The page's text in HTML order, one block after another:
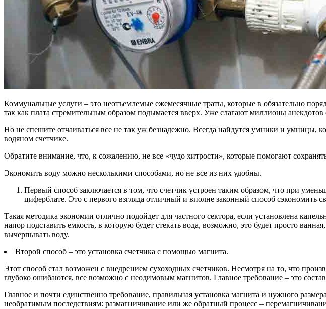
Коммунальные услуги – это неотъемлемые ежемесячные траты, которые в обязательно
так как плата стремительным образом подымается вверх. Уже слагают миллионы
Но не спешите отчаиваться все не так уж безнадежно. Всегда найдутся умники и умницы,
водяном счетчике.
Обратите внимание, что, к сожалению, не все «чудо хитрости», которые помогают
Экономить воду можно несколькими способами, но не все из них удобны.
Первый способ заключается в том, что счетчик устроен таким образом, что при
циферблате. Это с первого взгляда отличный и вполне законный способ
Такая методика экономии отлично подойдет для частного сектора, если установлена
напор подставить емкость, в которую будет стекать вода, возможно, это будет просто
вычерпывать воду.
Второй способ – это установка счетчика с помощью магнита.
Этот способ стал возможен с внедрением сухоходных счетчиков. Несмотря на то, что
глубоко ошибаются, все возможно с неодимовым магнитов. Главное требование – это
Главное и почти единственно требование, правильная установка магнита и нужного
необратимым последствиям: размагничивание или же обратный процесс –